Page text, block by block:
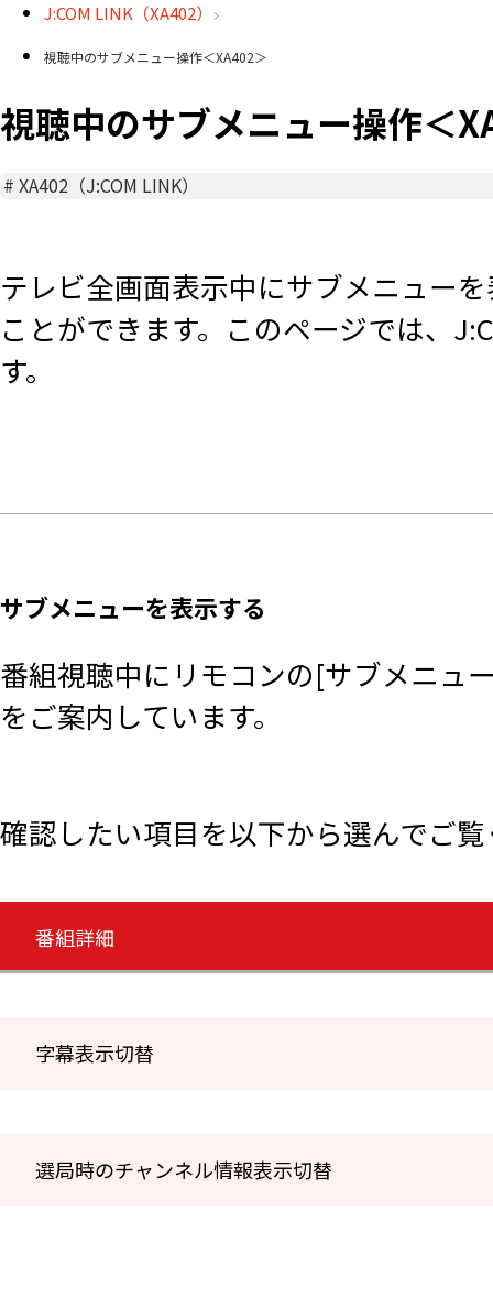
J:COM LINK（XA402）
視聴中のサブメニュー操作＜XA402＞
視聴中のサブメニュー操作＜
#XA402（J:COM LINK）
テレビ全画面表示中にサブメニュー
ことができます。このページでは、
す。
サブメニューを表示する
番組視聴中にリモコンの[サブメニュ
をご案内しています。
確認したい項目を以下から選んでご
番組詳細
字幕表示切替
選局時のチャンネル情報表示切替